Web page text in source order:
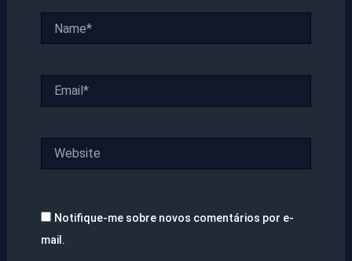
Notifique-me sobre novos comentários por e-
mail.